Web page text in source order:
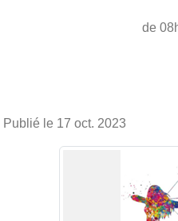
de
Publié le 17 oct. 2023